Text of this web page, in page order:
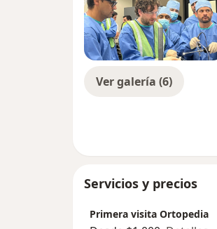
Ver galería (6)
Servicios y precios
Primera visita Ortopedia